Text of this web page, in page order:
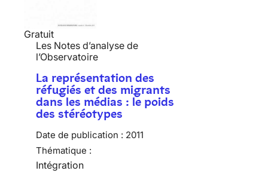
Gratuit
Les Notes d’analyse de
l’Observatoire
La représentation des
réfugiés et des migrants
dans les médias : le poids
des stéréotypes
Date de publication : 2011
Thématique :
Intégration